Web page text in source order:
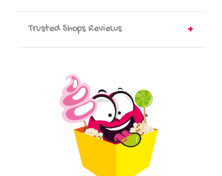
Trusted Shops Reviews